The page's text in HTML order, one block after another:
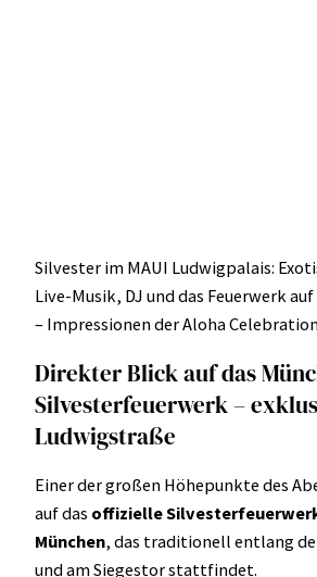
Silvester im MAUI Ludwigpalais:
Live-Musik, DJ und das Feuerwerk
– Impressionen der Aloha
Direkter Blick auf das
Silvesterfeuerwerk –
Ludwigstraße
Einer der großen Höhepunkte des
auf das offizielle
München, das traditionell entlang
und am Siegestor stattfindet.